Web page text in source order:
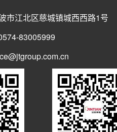
市江北区慈城镇城西西路1号
83005999